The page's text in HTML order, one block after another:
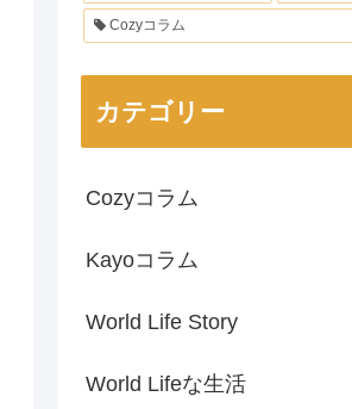
Cozyコラム
カテゴリー
Cozyコラム
Kayoコラム
World Life Story
World Lifeな生活